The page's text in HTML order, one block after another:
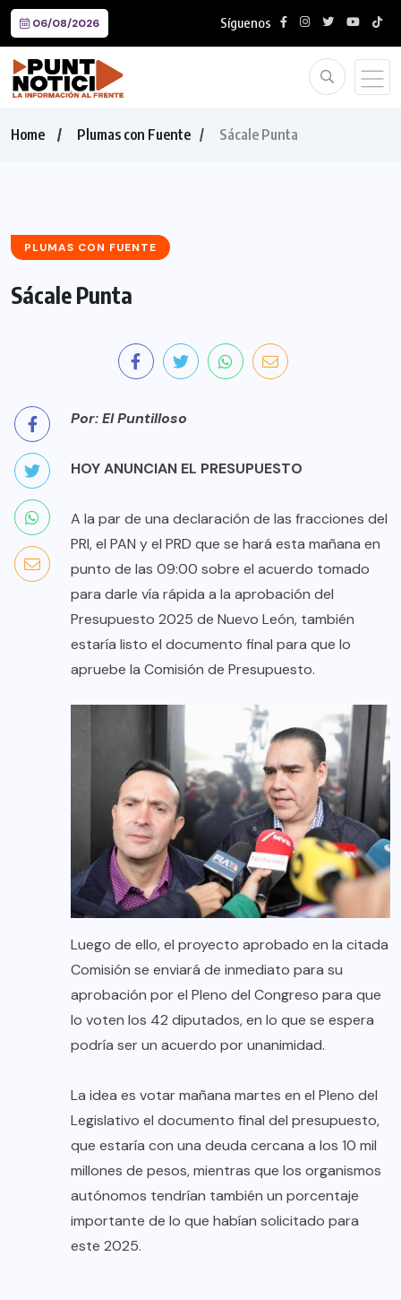
06/08/2026 Síguenos
Home Plumas con Fuente Sácale Punta
PLUMAS CON FUENTE
Sácale Punta
Por: El Puntilloso
HOY ANUNCIAN EL PRESUPUESTO
A la par de una declaración de las fracciones del
PRI, el PAN y el PRD que se hará esta mañana en
punto de las 09:00 sobre el acuerdo tomado
para darle vía rápida a la aprobación del
Presupuesto 2025 de Nuevo León, también
estaría listo el documento final para que lo
apruebe la Comisión de Presupuesto.
Luego de ello, el proyecto aprobado en la citada
Comisión se enviará de inmediato para su
aprobación por el Pleno del Congreso para que
lo voten los 42 diputados, en lo que se espera
podría ser un acuerdo por unanimidad.
La idea es votar mañana martes en el Pleno del
Legislativo el documento final del presupuesto,
que estaría con una deuda cercana a los 10 mil
millones de pesos, mientras que los organismos
autónomos tendrían también un porcentaje
importante de lo que habían solicitado para
este 2025.